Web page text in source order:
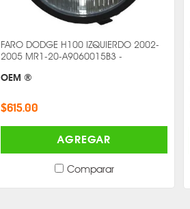
FARO DODGE H100 IZQUIERDO 2002-
2005 MR1-20-A9060015B3 -
OEM ®
$615.00
AGREGAR
Comparar